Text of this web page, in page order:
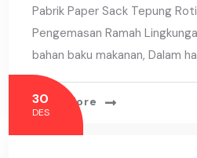
Pabrik Paper Sack Tepung
Pengemasan Ramah
bahan baku makanan, Dalam
Read More
30
DES